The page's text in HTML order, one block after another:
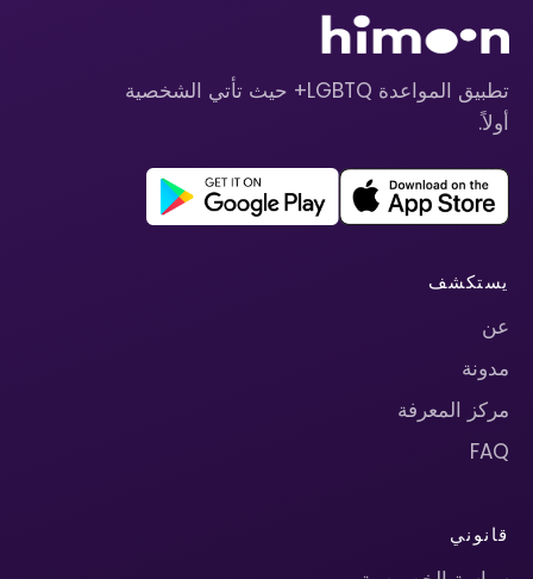
تطبيق المواعدة LGBTQ+ حيث تأتي الشخصية
أولاً.
يستكشف
عن
مدونة
مركز المعرفة
FAQ
قانوني